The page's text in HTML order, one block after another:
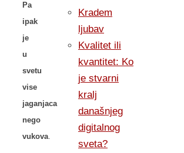
Pa
ipak
je
u
svetu
vise
jaganjaca
nego
vukova.
Kradem
ljubav
Kvalitet ili
kvantitet: Ko
je stvarni
kralj
današnjeg
digitalnog
sveta?